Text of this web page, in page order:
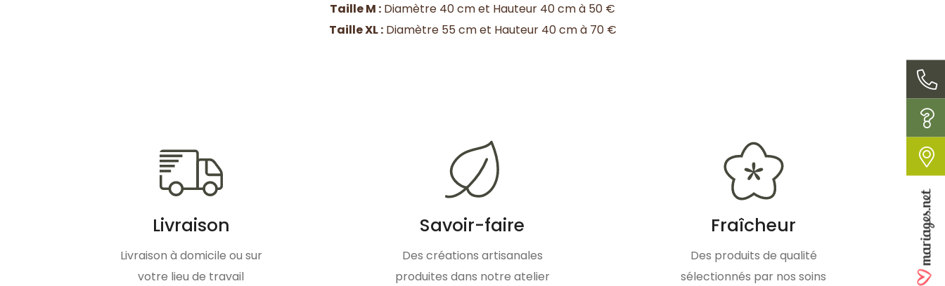
Taille M : Diamètre 40 cm et Hauteur 40 cm à 50 €
Taille XL :Diamètre 55 cm et Hauteur 40 cm à 70 €
Livraison
Livraison à domicile ou sur
votre lieu de travail
Savoir-faire
Des créations artisanales
produites dans notre atelier
Fraîcheur
Des produits de qualité
sélectionnés par nos soins